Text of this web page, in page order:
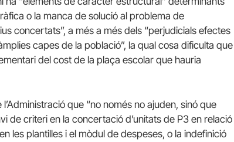
o la manca de solució al problema de
concertats”, a més a més dels “perjudicials efectes
capes de la població”, la qual cosa dificulta que
del cost de la plaça escolar que hauria
que “no només no ajuden, sinó que
de criteri en la concertació d’unitats de P3 en relació
les plantilles i el mòdul de despeses, o la indefinició